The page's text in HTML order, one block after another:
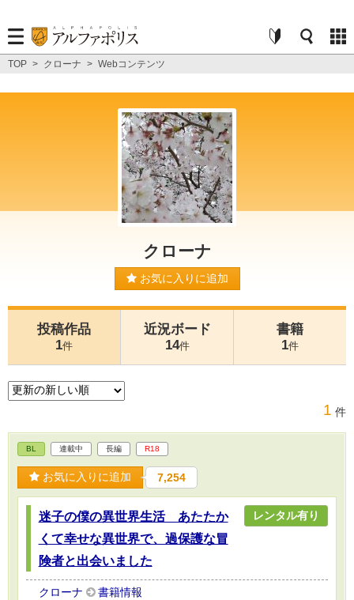
TOP > クローナ > Webコンテンツ
クローナ
お気に入りに追加
投稿作品
1件
近況ボード
14件
書籍
1件
1 件
BL 連載中 長編 R18
お気に入りに追加 7,254
迷子の僕の異世界生活 あたたか
くて幸せな異世界で、過保護な冒
険者と出会いました
レンタル有り
クローナ 書籍情報